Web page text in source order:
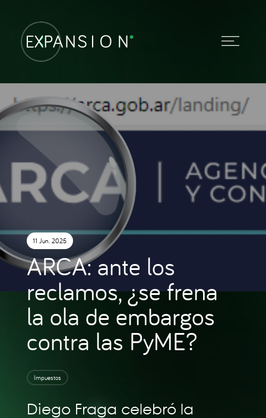
11 Jun. 2025
ARCA: ante los
reclamos, ¿se frena
la ola de embargos
contra las PyME?
Impuestos
Diego Fraga celebró la